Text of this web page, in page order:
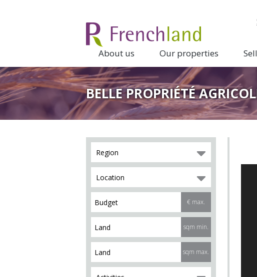
About us Our properties
BELLE PROPRIÉTÉ
Region
Location
€ max.
sqm min.
sqm max.